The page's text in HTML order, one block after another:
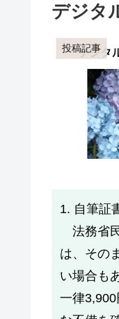
デジタ
投稿記事
1. 自筆証
法務省
は、その
い場合も
一律